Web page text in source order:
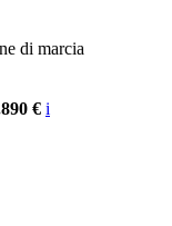
di marcia
€ i